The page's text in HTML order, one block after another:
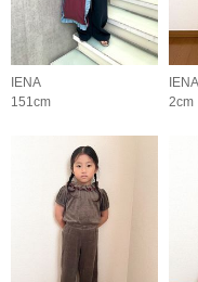
IENA
151cm
2cm